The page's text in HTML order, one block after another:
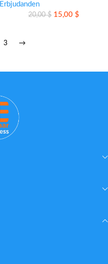
Erbjudanden
20,00$ 15,00 $
3 →